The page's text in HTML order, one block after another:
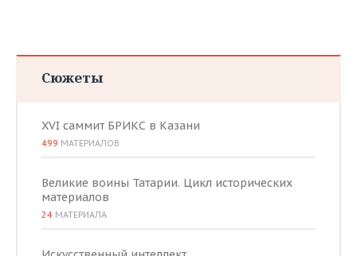
Сюжеты
XVI саммит БРИКС в Казани
499 МАТЕРИАЛОВ
Великие воины Татарии. Цикл исторических
материалов
24 МАТЕРИАЛА